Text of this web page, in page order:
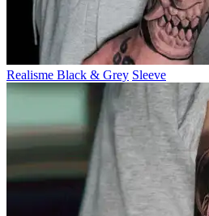
Realisme Black & Grey Sleeve